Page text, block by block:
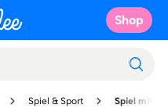
Shop
Spiel & Sport Spiel mit